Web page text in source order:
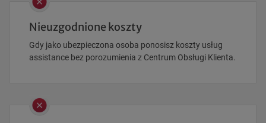
Nieuzgodnione koszty
Gdy jako ubezpieczona osoba ponosisz koszty usług
assistance bez porozumienia z Centrum Obsługi Klienta.